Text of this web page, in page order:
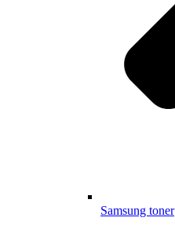
Samsung toner